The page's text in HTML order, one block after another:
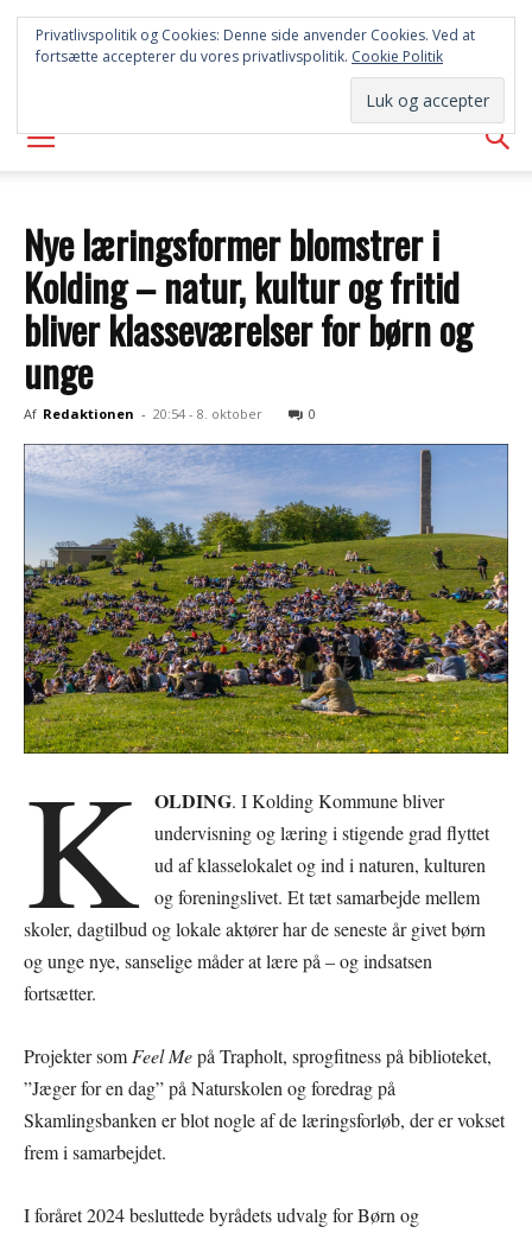
SYD
AVISEN
Nye læringsformer blomstrer i
Kolding – natur, kultur og fritid
bliver klasseværelser for børn og
unge
Af Redaktionen - 20:54 - 8. oktober 0
K OLDING. I Kolding Kommune bliver
undervisning og læring i stigende grad flyttet
ud af klasselokalet og ind i naturen, kulturen
og foreningslivet. Et tæt samarbejde mellem
skoler, dagtilbud og lokale aktører har de seneste år givet børn
og unge nye, sanselige måder at lære på – og indsatsen
fortsætter.
Projekter somFeel Mepå Trapholt, sprogfitness på biblioteket,
”Jæger for en dag” på Naturskolen og foredrag på
Skamlingsbanken er blot nogle af de læringsforløb, der er vokset
frem i samarbejdet.
I foråret 2024 besluttede byrådets udvalg for Børn og
Privatlivspolitik og Cookies: Denne side anvender Cookies. Ved at
fortsætte accepterer du vores privatlivspolitik. Cookie Politik